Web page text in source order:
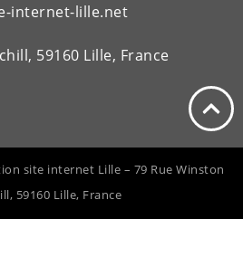
internet-lille.net
59160 Lille, France
site internet Lille – 79 Rue Winston
59160 Lille, France